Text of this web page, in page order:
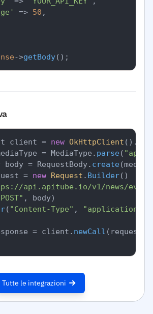
=> 50 ,
->getBody
client = new OkHttpClient ().
= MediaType. parse(
body = RequestBody. create
= new Request . Builder()
api.apitube.io/v1/news/
, body)
( "Content-Type" ,
"application/
= client. newCall (request).
Tutte le integrazioni